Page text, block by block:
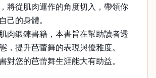
將從肌肉運作的角度切入，帶領你
己的身體。
肉鍛鍊書籍，本書旨在幫助讀者透
，提升芭蕾舞的表現與優雅度。
對您的芭蕾舞生涯能大有助益。